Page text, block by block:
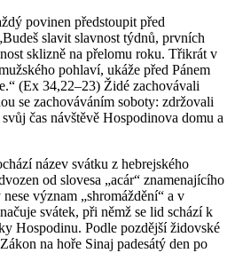
povinen předstoupit před
slavit slavnost týdnů, prvních
sklizně na přelomu roku. Třikrát v
pohlaví, ukáže před Pánem
(Ex 34,22–23) Židé zachovávali
se zachováváním soboty: zdržovali
čas návštěvě Hospodinova domu a
název svátku z hebrejského
od slovesa „acár“ znamenajícího
význam „shromáždění“ a v
svátek, při němž se lid schází k
Hospodinu. Podle pozdější židovské
na hoře Sinaj padesátý den po